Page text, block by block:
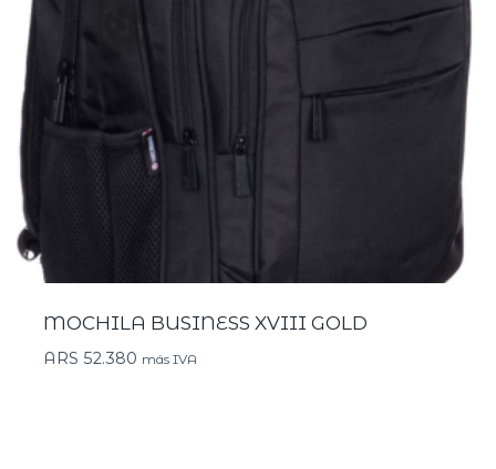
MOCHILA BUSINESS XVIII GOLD
ARS 52.380 más IVA